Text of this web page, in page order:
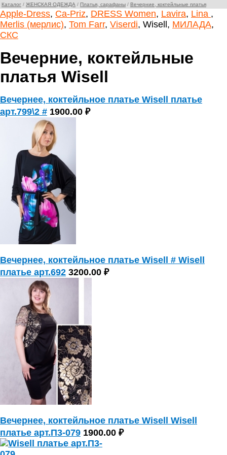
Каталог / ЖЕНСКАЯ ОДЕЖДА / Платья, сарафаны / Вечерние, коктейльные платья
Apple-Dress, Ca-Priz, DRESS Women, Lavira, Lina ,
Merlis (мерлис), Tom Farr, Viserdi, Wisell, МИЛАДА,
СКС
Вечерние, коктейльные
платья Wisell
Вечернее, коктейльное платье Wisell платье
арт.799\2 # 1900.00 ₽
Вечернее, коктейльное платье Wisell # Wisell
платье арт.692 3200.00 ₽
Вечернее, коктейльное платье Wisell Wisell
платье арт.П3-079 1900.00 ₽